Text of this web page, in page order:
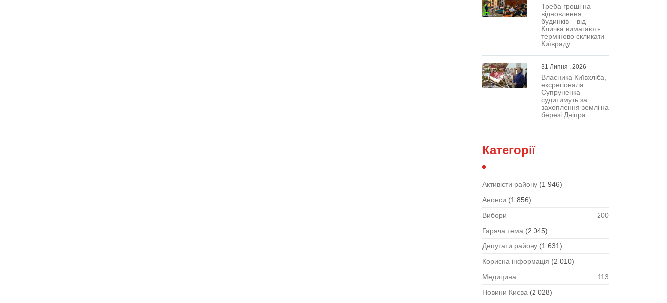
Треба гроші на
відновлення
будинків – від
Кличка вимагають
терміново скликати
Київраду
31 Липня , 2026
Власника Київхліба,
ексрегіонала
Супруненка
судитимуть за
захоплення землі на
березі Дніпра
Категорії
Активісти району (1 946)
Анонси (1 856)
Вибори
200
Гаряча тема (2 045)
Депутати району (1 631)
Корисна інформація (2 010)
Медицина
113
Новини Києва (2 028)